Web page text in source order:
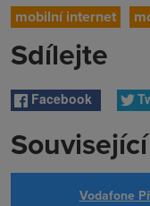
mobilní internet
Sdílejte
Facebook
Vodafone